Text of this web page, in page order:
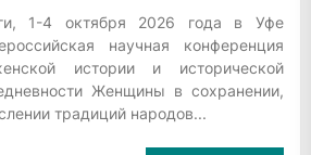
1-4 октября 2026 года в Уфе
научная конференция
истории и исторической
Женщины в сохранении,
традиций народов...